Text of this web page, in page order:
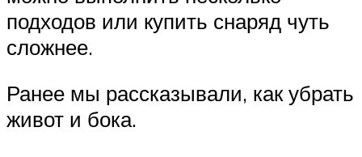
подходов или купить снаряд чуть
сложнее.
Ранее мы рассказывали, как убрать
живот и бока.